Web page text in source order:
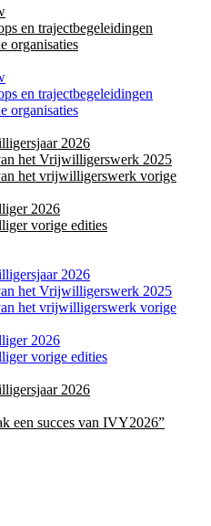
en trajectbegeleidingen
organisaties
en trajectbegeleidingen
organisaties
2026
het Vrijwilligerswerk 2025
het vrijwilligerswerk vorige
2026
vorige edities
2026
het Vrijwilligerswerk 2025
het vrijwilligerswerk vorige
2026
vorige edities
2026
een succes van IVY2026”